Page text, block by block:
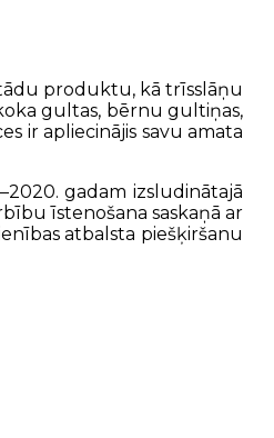
produktu, kā trīsslāņu
gultas, bērnu gultiņas,
ir apliecinājis savu amata
gadam izsludinātajā
īstenošana saskaņā ar
atbalsta piešķiršanu